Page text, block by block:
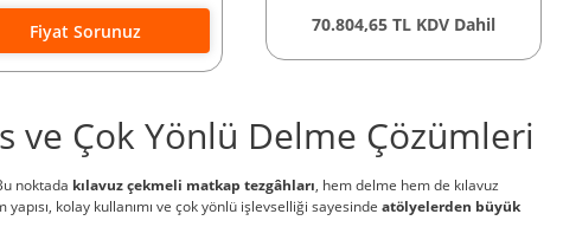
Fiyat Sorunuz 70.804,65 TL KDV Dahil
ve Çok Yönlü Delme Çözümleri
noktada kılavuz çekmeli matkap tezgâhları, hem delme hem de kılavuz
kolay kullanımı ve çok yönlü işlevselliği sayesinde atölyelerden büyük